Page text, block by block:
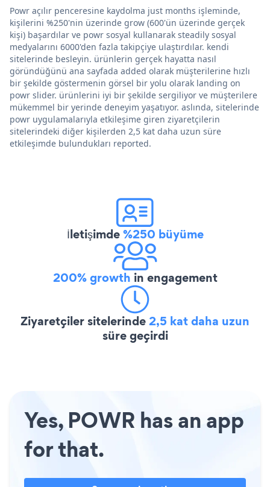
Powr açılır penceresine kaydolma just months işleminde,
kişilerini %250'nin üzerinde grow (600'ün üzerinde gerçek
kişi) başardılar ve powr sosyal kullanarak steadily sosyal
medyalarını 6000'den fazla takipçiye ulaştırdılar. kendi
sitelerinde besleyin. ürünlerin gerçek hayatta nasıl
göründüğünü ana sayfada added olarak müşterilerine hızlı
bir şekilde göstermenin görsel bir yolu olarak landing on
powr slider. ürünlerini iyi bir şekilde sergiliyor ve müşterilere
mükemmel bir yerinde deneyim yaşatıyor. aslında, sitelerinde
powr uygulamalarıyla etkileşime giren ziyaretçilerin
sitelerindeki diğer kişilerden 2,5 kat daha uzun süre
etkileşimde bulundukları reported.
İletişimde%250 büyüme
200% growth in engagement
Ziyaretçiler sitelerinde2,5 kat daha uzun
süre geçirdi
Yes, POWR has an app
for that.